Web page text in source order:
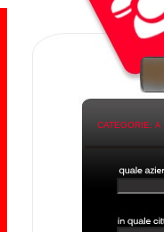
CATEGORIE: A